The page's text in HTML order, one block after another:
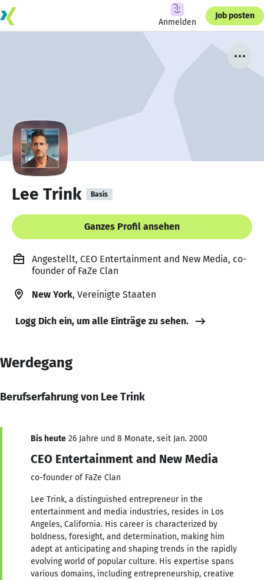
Anmelden
Job posten
Lee Trink Basis
Ganzes Profil ansehen
Angestellt, CEO Entertainment and New Media, co-
founder of FaZe Clan
New York, Vereinigte Staaten
Logg Dich ein, um alle Einträge zu sehen.
Werdegang
Berufserfahrung von Lee Trink
Bis heute 26 Jahre und 8 Monate, seit Jan. 2000
CEO Entertainment and New Media
co-founder of FaZe Clan
Lee Trink, a distinguished entrepreneur in the
entertainment and media industries, resides in Los
Angeles, California. His career is characterized by
boldness, foresight, and determination, making him
adept at anticipating and shaping trends in the rapidly
evolving world of popular culture. His expertise spans
various domains, including entrepreneurship, creative